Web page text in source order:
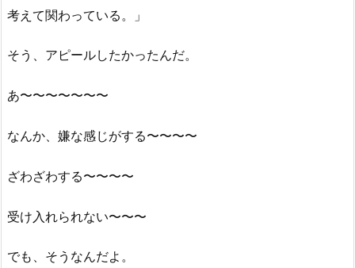
考えて関わっている。」
そう、アピールしたかったんだ。
あ〜〜〜〜〜〜〜
なんか、嫌な感じがする〜〜〜〜
ざわざわする〜〜〜〜
受け入れられない〜〜〜
でも、そうなんだよ。